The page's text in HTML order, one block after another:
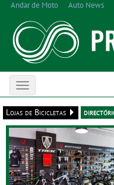
Andar de Moto Auto News
Toggle
navigation
Lojas de Bicicletas